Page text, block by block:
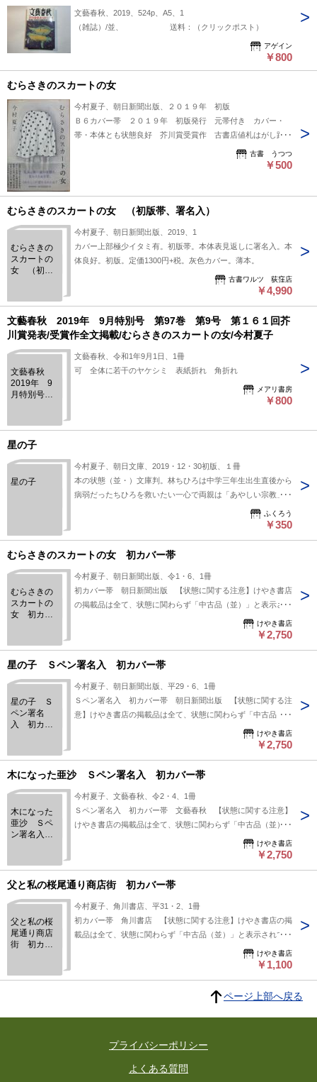
文藝春秋、2019、524p、A5、1
（雑誌）/並、 送料：（クリックポスト）
アゲイン
￥800
むらさきのスカートの女
今村夏子、朝日新聞出版、２０１９年 初版
Ｂ６カバー帯 ２０１９年 初版発行 元帯付き カバー・
帯・本体とも状態良好 芥川賞受賞作 古書店値札はがし跡な
古書 うつつ
￥500
むらさきのスカートの女 （初版帯、署名入）
むらさきの
スカートの
女 （初版
今村夏子、朝日新聞出版、2019、1
カバー上部極少イタミ有。初版帯。本体表見返しに署名入。本
体良好。初版。定価1300円+税。灰色カバー。薄本。
古書ワルツ 荻窪店
￥4,990
文藝春秋 2019年 9月特別号 第97巻 第9号 第１６１回芥
川賞発表/受賞作全文掲載/むらさきのスカートの女/今村夏子
文藝春秋
2019年 9
月特別号
１回芥川賞
発表/受賞作
全文掲載/む
らさきのス
今村夏子
文藝春秋、令和1年9月1日、1冊
可 全体に若干のヤケシミ 表紙折れ 角折れ
メアリ書房
￥800
星の子
星の子
今村夏子、朝日文庫、2019・12・30初版、１冊
本の状態（並・）文庫判。林ちひろは中学三年生出生直後から
病弱だったちひろを救いたい一心で両親は「あやしい宗教」に
ふくろう
￥350
むらさきのスカートの女 初カバー帯
むらさきの
スカートの
女 初カバ
今村夏子、朝日新聞出版、令1・6、1冊
初カバー帯 朝日新聞出版 【状態に関する注意】けやき書店
の掲載品は全て、状態に関わらず「中古品（並）」と表示され
ています。「日本の古本屋」は６段階の「状態」表記が必須と
なりましたが、当店の扱う商品の特質上、状態の簡易な区分け
いう表現は考慮にいれないで下さい。痛みなどの瑕疵につきま
は特に問題なく良好とお考え下さい。:
けやき書店
￥2,750
星の子 Ｓペン署名入 初カバー帯
星の子 Ｓ
ペン署名
入 初カバ
今村夏子、朝日新聞出版、平29・6、1冊
Ｓペン署名入 初カバー帯 朝日新聞出版 【状態に関する注
意】けやき書店の掲載品は全て、状態に関わらず「中古品
（並）」と表示されています。「日本の古本屋」は６段階の
「状態」表記が必須となりましたが、当店の扱う商品の特質
欄の「中古品（並）」という表現は考慮にいれないで下さい。
い。状態表記の無いものは特に問題なく良好とお考え下さ
い。:
けやき書店
￥2,750
木になった亜沙 Ｓペン署名入 初カバー帯
木になった
亜沙 Ｓペ
ン署名入
今村夏子、文藝春秋、令2・4、1冊
Ｓペン署名入 初カバー帯 文藝春秋 【状態に関する注意】
けやき書店の掲載品は全て、状態に関わらず「中古品（並）」
と表示されています。「日本の古本屋」は６段階の「状態」表
記が必須となりましたが、当店の扱う商品の特質上、状態の簡
（並）」という表現は考慮にいれないで下さい。痛みなどの瑕
の無いものは特に問題なく良好とお考え下さい。:
けやき書店
￥2,750
父と私の桜尾通り商店街 初カバー帯
父と私の桜
尾通り商店
街 初カバ
今村夏子、角川書店、平31・2、1冊
初カバー帯 角川書店 【状態に関する注意】けやき書店の掲
載品は全て、状態に関わらず「中古品（並）」と表示されてい
ます。「日本の古本屋」は６段階の「状態」表記が必須となり
ましたが、当店の扱う商品の特質上、状態の簡易な区分けは適
表現は考慮にいれないで下さい。痛みなどの瑕疵につきまして
は、解説欄等をご参考にして下さい。状態表記の無いものは特
に問題なく良好とお考え下さい。:
けやき書店
￥1,100
ページ上部へ戻る
プライバシーポリシー
よくある質問